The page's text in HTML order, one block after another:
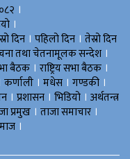
।
।
दिन । पहिलो दिन । तेस्रो दिन
तथा चेतनामूलक सन्देश ।
बैठक । राष्ट्रिय सभा बैठक ।
कर्णाली । मधेस । गण्डकी ।
। प्रशासन । भिडियो । अर्थतन्त्र
प्रमुख । ताजा समाचार ।
।